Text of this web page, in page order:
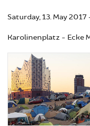
Saturday, 13. May 2017
Karolinenplatz - Ecke